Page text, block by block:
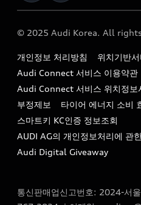
서비스 센터
서비스 프로그램
아우디 e-tron 케어 프로그램
사설수리업체를 위한 권고사항
Audi Story
아우디코리아 소식
아우디코리아 소개
아우디 스토리
아우디 브랜드 히스토리
quattro 시스템
딩)
이메일 : audi_m@audi-
© 2025 Audi Korea. All
개인정보 처리방침
위치기반
Audi Connect 서비스 이용약관
Audi Connect 서비스 위치정보
부정제보
타이어 에너지 소비
스마트키 KC인증 정보조회
AUDI AG의 개인정보처리에 관
Audi Digital Giveaway
통신판매업신고번호: 2024-서